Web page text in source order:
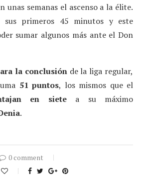
unas semanas el ascenso a la élite.
sus primeros 45 minutos y este
sumar algunos más ante el Don
la conclusiónde la liga regular,
51 puntos, los mismos que el
en sietea su máximo
.
0 comment